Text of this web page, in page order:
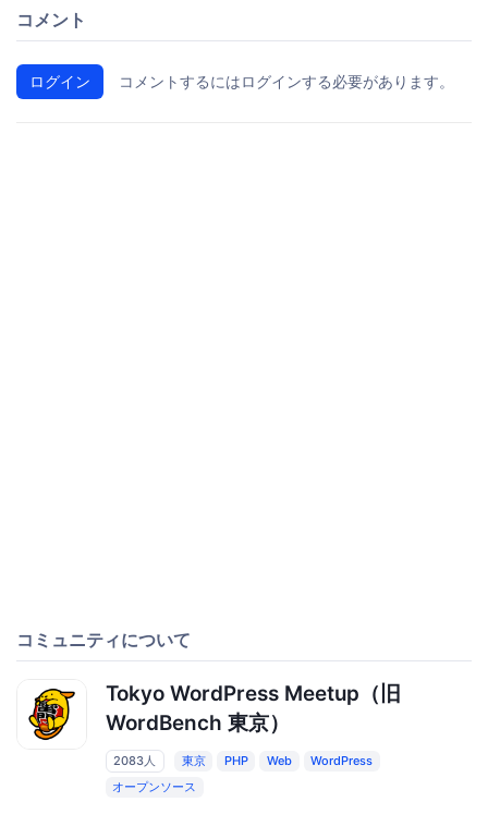
コメント
ログイン コメントするにはログインする必要があります。
コミュニティについて
Tokyo WordPress Meetup（旧
WordBench 東京）
2083人 東京 PHP Web
WordPress
オープンソース